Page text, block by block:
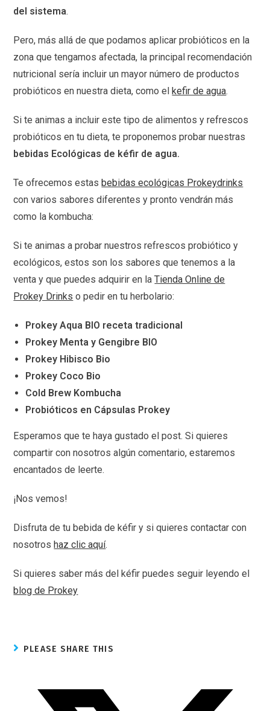
del sistema.
Pero, más allá de que podamos aplicar probióticos en la
zona que tengamos afectada, la principal recomendación
nutricional sería incluir un mayor número de productos
probióticos en nuestra dieta, como elkefir de agua.
Si te animas a incluir este tipo de alimentos y refrescos
probióticos en tu dieta, te proponemos probar nuestras
bebidas Ecológicas de kéfir de agua.
Te ofrecemos estasbebidas ecológicas Prokeydrinks
con varios sabores diferentes y pronto vendrán más
como la kombucha:
Si te animas a probar nuestros refrescos probiótico y
ecológicos, estos son los sabores que tenemos a la
venta y que puedes adquirir en laTienda Online de
Prokey Drinks o pedir en tu herbolario:
Prokey Aqua BIO receta tradicional
Prokey Menta y Gengibre BIO
Prokey Hibisco Bio
Prokey Coco Bio
Cold Brew Kombucha
Probióticos en Cápsulas Prokey
Esperamos que te haya gustado el post. Si quieres
compartir con nosotros algún comentario, estaremos
encantados de leerte.
¡Nos vemos!
Disfruta de tu bebida de kéfir y si quieres contactar con
nosotroshaz clic aquí.
Si quieres saber más del kéfir puedes seguir leyendo el
blog de Prokey
PLEASE SHARE THIS